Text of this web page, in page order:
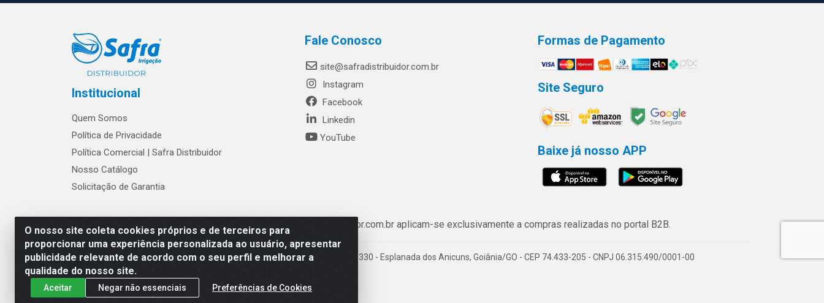
O nosso site coleta cookies próprios e de terceiros para
proporcionar uma experiência personalizada ao usuário, apresentar
publicidade relevante de acordo com o seu perfil e melhorar a
qualidade do nosso site.
Aceitar Negar não essenciais Preferências de Cookies
Institucional
Quem Somos
Política de Privacidade
Política Comercial | Safra Distribuidor
Nosso Catálogo
Solicitação de Garantia
Fale Conosco
site@safradistribuidor.com.br
Instagram
Facebook
Linkedin
YouTube
Formas de Pagamento
Site Seguro
Baixe já nosso APP
Os preços e condições de www.safradistribuidor.com.br aplicam-se exclusivamente a compras realizadas no portal B2B.
Safra Agrícola e Pecuária LTDA - Avenida Castelo Branco, 5330 - Esplanada dos Anicuns, Goiânia/GO - CEP 74.433-205 - CNPJ 06.315.490/0001-00